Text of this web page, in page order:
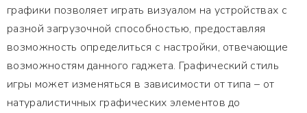
графики позволяет играть визуалом на устройствах с
разной загрузочной способностью, предоставляя
возможность определиться с настройки, отвечающие
возможностям данного гаджета. Графический стиль
игры может изменяться в зависимости от типа – от
натуралистичных графических элементов до